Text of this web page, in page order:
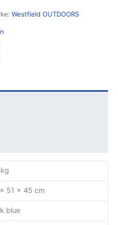
Westfield OUTDOORS
51 × 45 cm
blue